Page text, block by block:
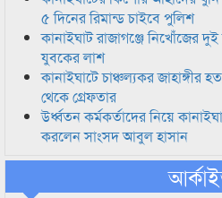
৫ দিনের রিমান্ড চাইবে পুলিশ
কানাইঘাট রাজাগঞ্জে নিখোঁজের
যুবকের লাশ
কানাইঘাটে চাঞ্চল্যকর জাহাঙ্গীর
থেকে গ্রেফতার
উর্ধ্বতন কর্মকর্তাদের নিয়ে
করলেন সাংসদ আবুল হাসান